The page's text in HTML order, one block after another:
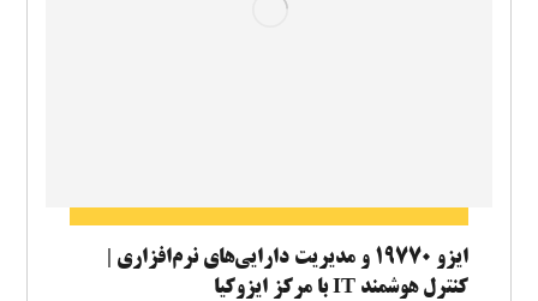
ایزو ۱۹۷۷۰ و مدیریت دارایی‌های نرم‌افزاری |
کنترل هوشمند IT با مرکز ایزوکیا